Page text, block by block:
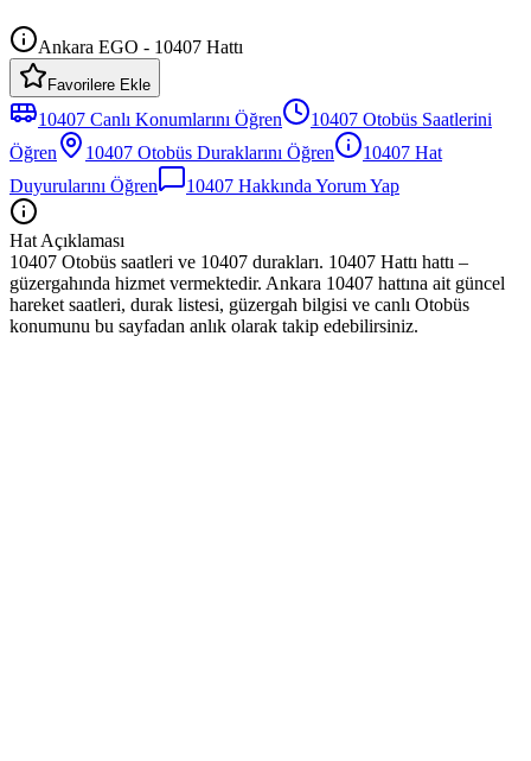
Ankara EGO - 10407 Hattı
Favorilere Ekle
10407 Canlı Konumlarını Öğren 10407 Otobüs Saatlerini
Öğren
10407 Otobüs Duraklarını Öğren 10407 Hat
Duyurularını Öğren
10407 Hakkında Yorum Yap
Hat Açıklaması
10407 Otobüs saatleri ve 10407 durakları. 10407 Hattı hattı –
güzergahında hizmet vermektedir. Ankara 10407 hattına ait güncel
hareket saatleri, durak listesi, güzergah bilgisi ve canlı Otobüs
konumunu bu sayfadan anlık olarak takip edebilirsiniz.